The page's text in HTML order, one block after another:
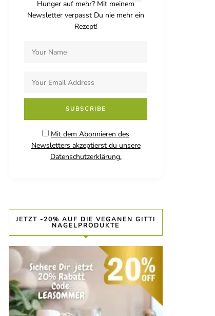
Hunger auf mehr? Mit meinem
Newsletter verpasst Du nie mehr ein
Rezept!
Mit dem Abonnieren des
Newsletters akzeptierst du unsere
Datenschutzerklärung.
JETZT -20% AUF DIE VEGANEN GITTI
NAGELPRODUKTE